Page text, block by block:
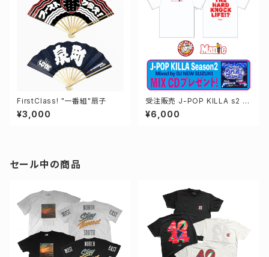
FirstClass! "一番組"扇子
¥3,000
受注販売 J-POP KILLA s2 C
D付き スペシャルセット
¥6,000
セール中の商品